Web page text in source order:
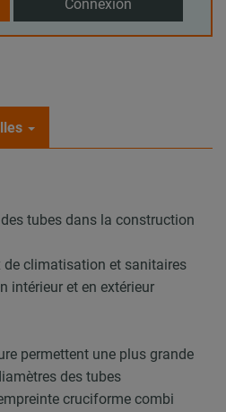
Connexion
tubes dans la construction
de climatisation et sanitaires
intérieur et en extérieur
permettent une plus grande
des tubes
cruciforme combi